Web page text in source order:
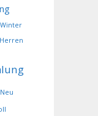
Herren
Neu